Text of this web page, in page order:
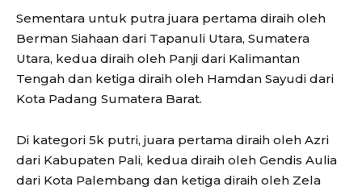
Sementara untuk putra juara pertama diraih oleh
Berman Siahaan dari Tapanuli Utara, Sumatera
Utara, kedua diraih oleh Panji dari Kalimantan
Tengah dan ketiga diraih oleh Hamdan Sayudi dari
Kota Padang Sumatera Barat.
Di kategori 5k putri, juara pertama diraih oleh Azri
dari Kabupaten Pali, kedua diraih oleh Gendis Aulia
dari Kota Palembang dan ketiga diraih oleh Zela